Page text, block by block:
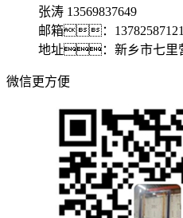
张涛 13569837649
邮箱：
地址：新乡市七里
微信更方便